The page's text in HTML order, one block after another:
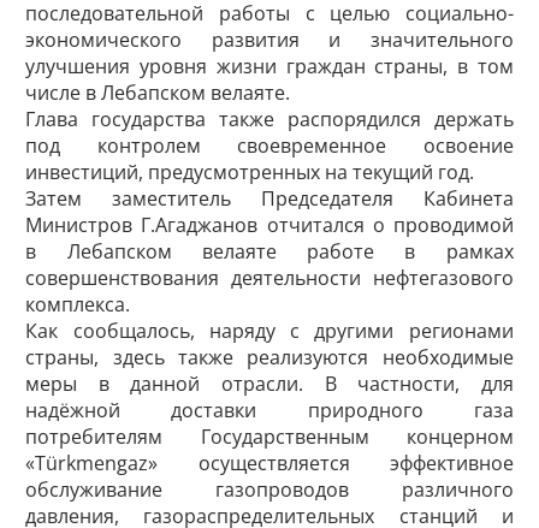
последовательной работы с целью социально-
экономического развития и значительного
улучшения уровня жизни граждан страны, в том
числе в Лебапском велаяте.
Глава государства также распорядился держать
под контролем своевременное освоение
инвестиций, предусмотренных на текущий год.
Затем заместитель Председателя Кабинета
Министров Г.Агаджанов отчитался о проводимой
в Лебапском велаяте работе в рамках
совершенствования деятельности нефтегазового
комплекса.
Как сообщалось, наряду с другими регионами
страны, здесь также реализуются необходимые
меры в данной отрасли. В частности, для
надёжной доставки природного газа
потребителям Государственным концерном
«Türkmengaz» осуществляется эффективное
обслуживание газопроводов различного
давления, газораспределительных станций и